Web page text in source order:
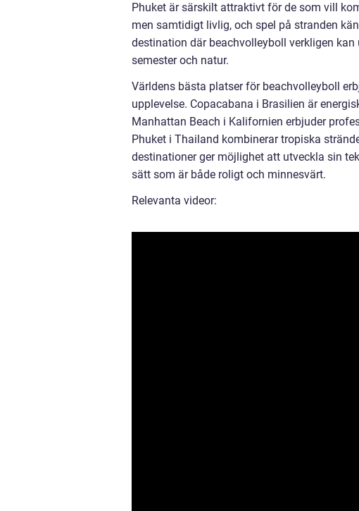
Phuket är särskilt attraktivt för de som vill
men samtidigt livlig, och spel på stranden
destination där beachvolleyboll verkligen
semester och natur.
Världens bästa platser för beachvolleyboll
upplevelse. Copacabana i Brasilien är
Manhattan Beach i Kalifornien erbjuder
Phuket i Thailand kombinerar tropiska
destinationer ger möjlighet att utveckla sin
sätt som är både roligt och minnesvärt.
Relevanta videor: